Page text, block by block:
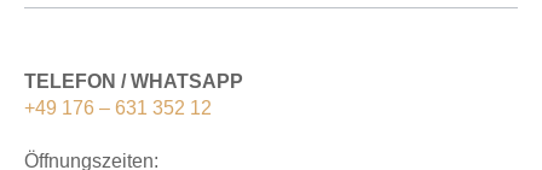
TELEFON / WHATSAPP
+49 176 – 631 352 12
Öffnungszeiten: